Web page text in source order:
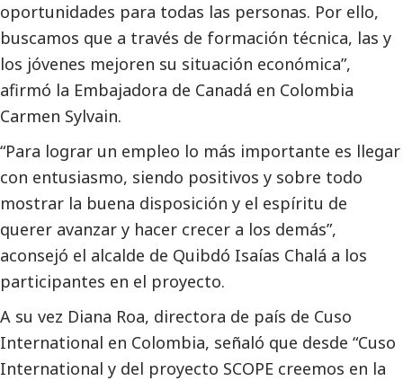
oportunidades para todas las personas. Por ello,
buscamos que a través de formación técnica, las y
los jóvenes mejoren su situación económica”,
afirmó la Embajadora de Canadá en Colombia
Carmen Sylvain.
“Para lograr un empleo lo más importante es llegar
con entusiasmo, siendo positivos y sobre todo
mostrar la buena disposición y el espíritu de
querer avanzar y hacer crecer a los demás”,
aconsejó el alcalde de Quibdó Isaías Chalá a los
participantes en el proyecto.
A su vez Diana Roa, directora de país de Cuso
International en Colombia, señaló que desde “Cuso
International y del proyecto SCOPE creemos en la